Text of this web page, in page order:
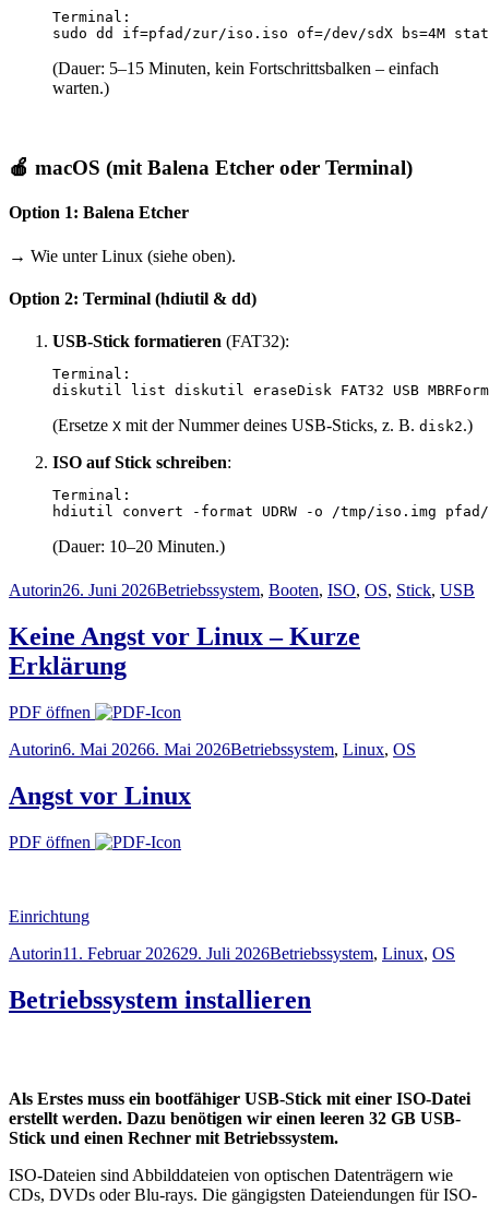
sudo dd if=pfad/zur/iso.iso of=/dev/sdX bs=4M
(Dauer: 5–15 Minuten, kein Fortschrittsbalken – einfach
warten.)
🍎 macOS (mit Balena Etcher oder Terminal)
Option 1: Balena Etcher
→ Wie unter Linux (siehe oben).
Option 2: Terminal (hdiutil & dd)
USB-Stick formatieren (FAT32):
diskutil list diskutil eraseDisk FAT32 USB
(Ersetze X mit der Nummer deines USB-Sticks, z. B. disk2.)
ISO auf Stick schreiben:
hdiutil convert -format UDRW -o /tmp/iso.img
(Dauer: 10–20 Minuten.)
Autor
AutorinVeröffentlicht
26. Juni 2026Schlagwörter
Betriebssystem, Booten, ISO, OS, Stick, USB
Keine Angst vor Linux – Kurze
Erklärung
PDF öffnen
Autor
AutorinVeröffentlicht
6. Mai 20266. Mai 2026Schlagwörter
Betriebssystem, Linux, OS
Angst vor Linux
PDF öffnen
Einrichtung
Autor
AutorinVeröffentlicht
11. Februar 202629. Juli 2026Schlagwörter
Betriebssystem, Linux, OS
Betriebssystem installieren
Als Erstes muss ein bootfähiger USB-Stick mit einer ISO-Datei
erstellt werden. Dazu benötigen wir einen leeren 32 GB USB-
Stick und einen Rechner mit Betriebssystem.
ISO-Dateien sind Abbilddateien von optischen Datenträgern wie
CDs, DVDs oder Blu-rays. Die gängigsten Dateiendungen für ISO-